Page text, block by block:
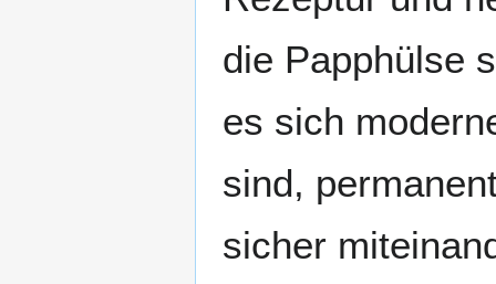
die Papphülse
es sich
sind,
sicher